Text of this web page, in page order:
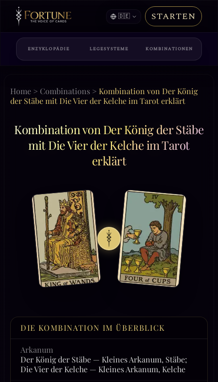
🇩🇪 STARTEN
ENZYKLOPÄDIE LEGESYSTEME KOMBINATIONEN
Home > Combinations > Kombination von Der König
der Stäbe mit Die Vier der Kelche im Tarot erklärt
Kombination von Der König der Stäbe
mit Die Vier der Kelche im Tarot
erklärt
DIE KOMBINATION IM ÜBERBLICK
Arkanum
Der König der Stäbe — Kleines Arkanum, Stäbe;
Die Vier der Kelche — Kleines Arkanum, Kelche